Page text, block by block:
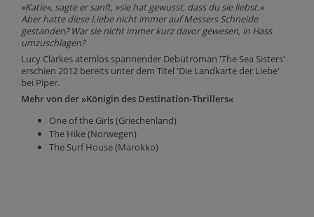
»Katie«, sagte er sanft, »sie hat gewusst, dass du sie liebst.«
Aber hatte diese Liebe nicht immer auf Messers Schneide
gestanden? War sie nicht immer kurz davor gewesen, in Hass
umzuschlagen?
Lucy Clarkes atemlos spannender Debütroman 'The Sea Sisters'
erschien 2012 bereits unter dem Titel 'Die Landkarte der Liebe'
bei Piper.
Mehr von der »Königin des Destination-Thrillers«
One of the Girls (Griechenland)
The Hike (Norwegen)
The Surf House (Marokko)